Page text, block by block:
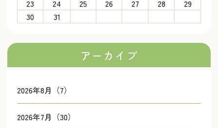
23 24 25 26 27 28
29
30
31
アーカイブ
2026年8月（7）
2026年7月（30）